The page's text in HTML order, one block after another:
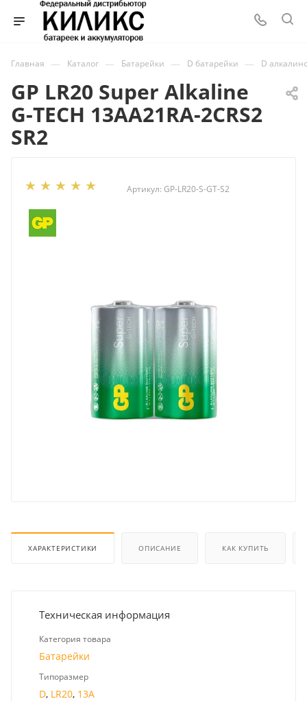
Главная — Каталог — Батарейки — D батарейки — D
GP LR20 Super Alkaline
G-TECH 13AA21RA-2CRS2
SR2
Артикул: GP-LR20-S-GT-S2
ХАРАКТЕРИСТИКИ ОПИСАНИЕ КАК КУПИТЬ
Техническая информация
Категория товара
Батарейки
Типоразмер
D, LR20, 13A